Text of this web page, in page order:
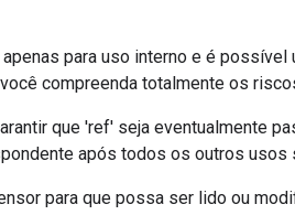
para uso interno e é
compreenda totalmente os
que 'ref' seja eventualmente
após todos os outros usos
para que possa ser lido ou